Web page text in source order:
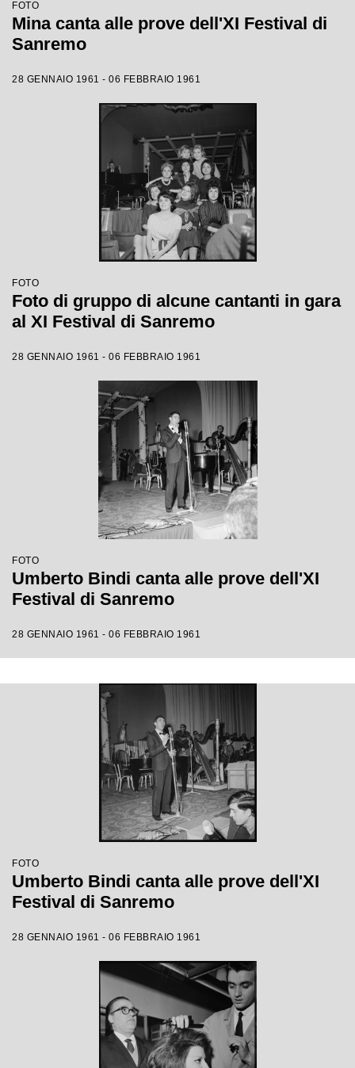
FOTO
Mina canta alle prove dell'XI Festival di
Sanremo
28 GENNAIO 1961 - 06 FEBBRAIO 1961
FOTO
Foto di gruppo di alcune cantanti in gara
al XI Festival di Sanremo
28 GENNAIO 1961 - 06 FEBBRAIO 1961
FOTO
Umberto Bindi canta alle prove dell'XI
Festival di Sanremo
28 GENNAIO 1961 - 06 FEBBRAIO 1961
FOTO
Umberto Bindi canta alle prove dell'XI
Festival di Sanremo
28 GENNAIO 1961 - 06 FEBBRAIO 1961